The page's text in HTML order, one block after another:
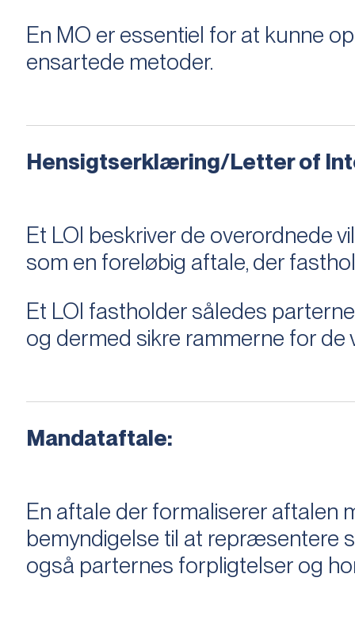
En MO er essentiel for at kunne
ensartede metoder.
Hensigtserklæring/Letter of
Et LOI beskriver de overordnede
som en foreløbig aftale, der
Et LOI fastholder således
og dermed sikre rammerne for de
Mandataftale:
En aftale der formaliserer
bemyndigelse til at repræsentere
også parternes forpligtelser og